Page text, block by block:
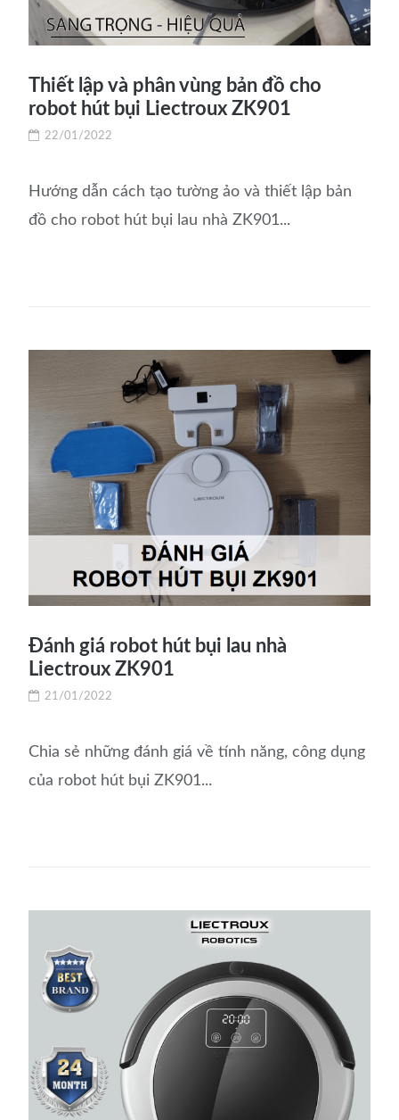
Thiết lập và phân vùng bản đồ cho
robot hút bụi Liectroux ZK901
22/01/2022
Hướng dẫn cách tạo tường ảo và thiết lập bản
đồ cho robot hút bụi lau nhà ZK901...
Đánh giá robot hút bụi lau nhà
Liectroux ZK901
21/01/2022
Chia sẻ những đánh giá về tính năng, công dụng
của robot hút bụi ZK901...